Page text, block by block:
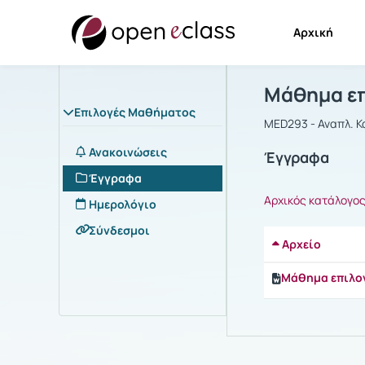
Αρχική
Επιλογές Μαθήματος
Ανακοινώσεις
Έγγραφα
Ημερολόγιο
Σύνδεσμοι
Μάθημα :
Mάθημα
MED293 - Αναπλ.
Έγγραφα
Αρχικός κατάλογος
Αρχείο
Μάθημα